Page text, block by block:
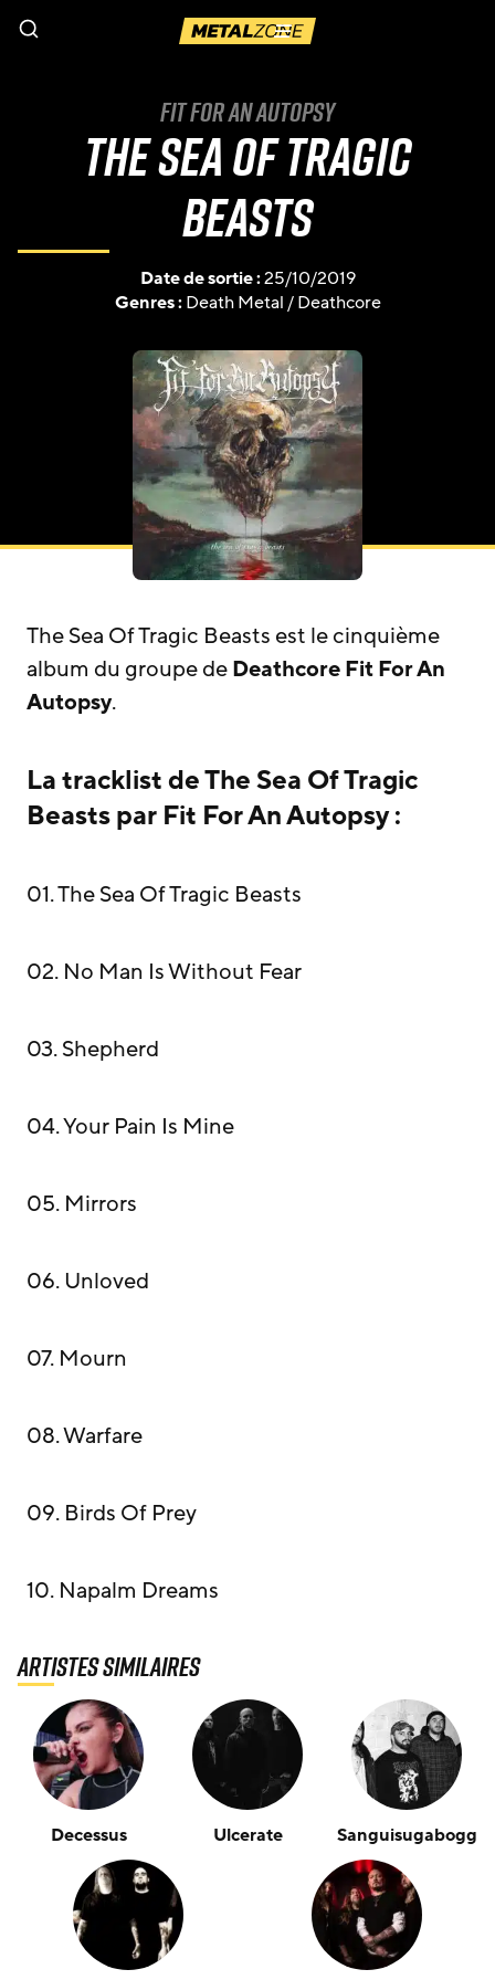
Menu
Fit For An Autopsy
The Sea Of Tragic
Beasts
Date de sortie :25/10/2019
Genres :Death Metal/Deathcore
The Sea Of Tragic Beasts est le cinquième
album du groupe deDeathcoreFit For An
Autopsy.
La tracklist de The Sea Of Tragic
Beasts par Fit For An Autopsy :
01. The Sea Of Tragic Beasts
02. No Man Is Without Fear
03. Shepherd
04. Your Pain Is Mine
05. Mirrors
06. Unloved
07. Mourn
08. Warfare
09. Birds Of Prey
10. Napalm Dreams
Artistes similaires
Decessus Ulcerate Sanguisugabogg